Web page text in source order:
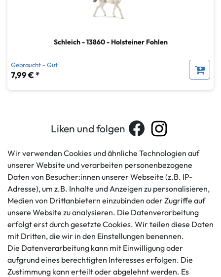
Schleich - 13860 - Holsteiner Fohlen
Gebraucht - Gut
7,99 € *
Liken und folgen
Kundenservice
+49 421 596586
Mo. - Fr. 9 - 16 Uhr
info@gameworld.de
Kontaktformular
Rechtliches
AGB
Impressum
Datenschutzerklärung
Barrierefreiheitserklärung
Widerrufs­recht
Vertrag widerrufen
Informationen Zahlungsmöglichkeiten
Wir verwenden Cookies und ähnliche Technologien auf
unserer Website und verarbeiten personenbezogene
Daten von Besucher:innen unserer Webseite (z.B. IP-
Adresse), um z.B. Inhalte und Anzeigen zu personalisieren,
Medien von Drittanbietern einzubinden oder Zugriffe auf
unsere Website zu analysieren. Die Datenverarbeitung
erfolgt erst durch gesetzte Cookies. Wir teilen diese Daten
mit Dritten, die wir in den Einstellungen benennen.
Die Datenverarbeitung kann mit Einwilligung oder
aufgrund eines berechtigten Interesses erfolgen. Die
Zustimmung kann erteilt oder abgelehnt werden. Es